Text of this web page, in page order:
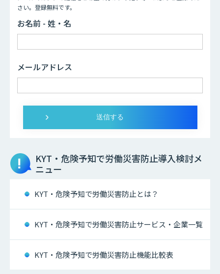
さい。登録無料です。
お名前 - 姓・名
メールアドレス
KYT・危険予知で労働災害防止導入検討メ
ニュー
KYT・危険予知で労働災害防止とは？
KYT・危険予知で労働災害防止サービス・企業一覧
KYT・危険予知で労働災害防止機能比較表